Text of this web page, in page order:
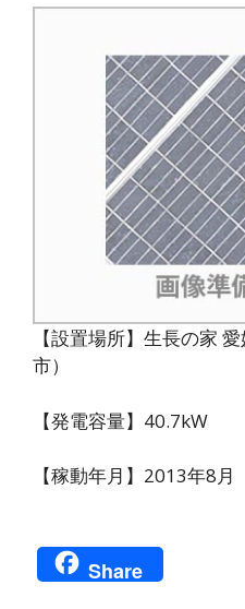
【設置場所】生長の家
市）
【発電容量】40.7kW
【稼動年月】2013年8月
Share